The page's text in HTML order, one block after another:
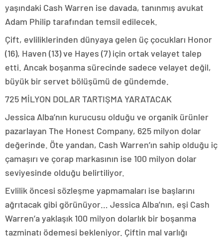
yaşındaki Cash Warren ise davada, tanınmış avukat
Adam Philip tarafından temsil edilecek.
Çift, evliliklerinden dünyaya gelen üç çocukları Honor
(16), Haven (13) ve Hayes (7) için ortak velayet talep
etti. Ancak boşanma sürecinde sadece velayet değil,
büyük bir servet bölüşümü de gündemde.
725 MİLYON DOLAR TARTIŞMA YARATACAK
Jessica Alba’nın kurucusu olduğu ve organik ürünler
pazarlayan The Honest Company, 625 milyon dolar
değerinde. Öte yandan, Cash Warren’ın sahip olduğu iç
çamaşırı ve çorap markasının ise 100 milyon dolar
seviyesinde olduğu belirtiliyor.
Evlilik öncesi sözleşme yapmamaları ise başlarını
ağrıtacak gibi görünüyor… Jessica Alba’nın, eşi Cash
Warren’a yaklaşık 100 milyon dolarlık bir boşanma
tazminatı ödemesi bekleniyor. Çiftin mal varlığı